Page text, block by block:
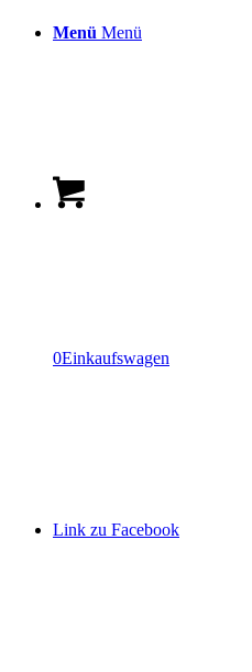
Menü Menü
0Einkaufswagen
Link zu Facebook